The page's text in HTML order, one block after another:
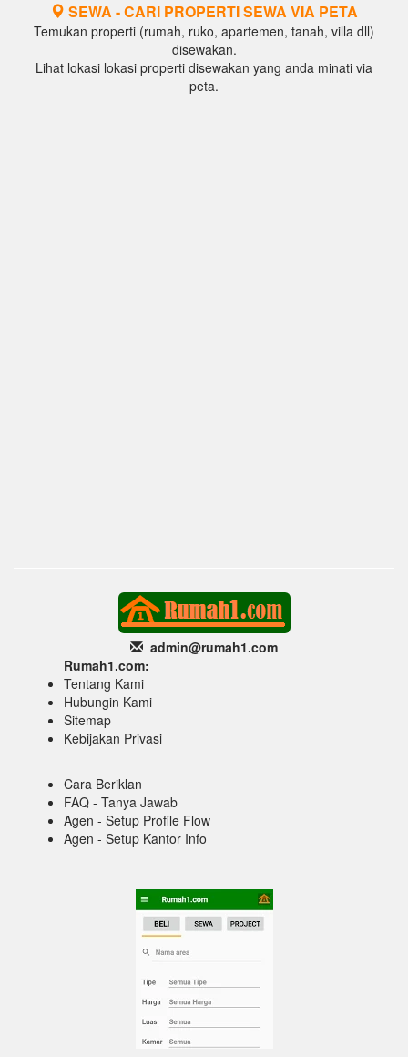
SEWA - CARI PROPERTI SEWA VIA PETA
Temukan properti (rumah, ruko, apartemen, tanah, villa dll)
disewakan.
Lihat lokasi lokasi properti disewakan yang anda minati via
peta.
admin@rumah1.com
Rumah1.com:
Tentang Kami
Hubungin Kami
Sitemap
Kebijakan Privasi
Cara Beriklan
FAQ - Tanya Jawab
Agen - Setup Profile Flow
Agen - Setup Kantor Info